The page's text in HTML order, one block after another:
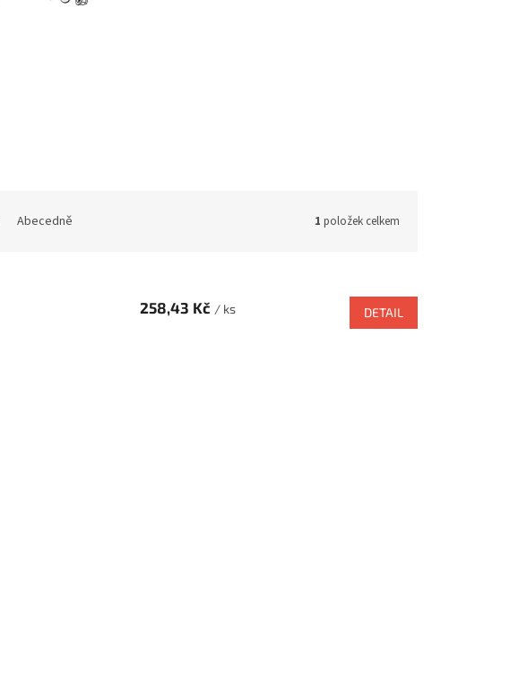
Abecedně 1 položek celkem
258,43 Kč / ks DETAIL